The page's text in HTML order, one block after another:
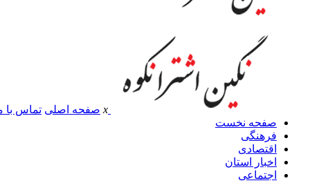
x صفحه اصلی تماس با
صفحه نخست
فرهنگی
اقتصادی
اخبار استان
اجتماعی